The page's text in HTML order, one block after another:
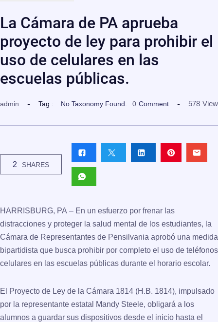
La Cámara de PA aprueba
proyecto de ley para prohibir el
uso de celulares en las
escuelas públicas.
admin Tag : No Taxonomy Found. 0 Comment 578 View
2 SHARES
HARRISBURG, PA – En un esfuerzo por frenar las
distracciones y proteger la salud mental de los estudiantes, la
Cámara de Representantes de Pensilvania aprobó una medida
bipartidista que busca prohibir por completo el uso de teléfonos
celulares en las escuelas públicas durante el horario escolar.
El Proyecto de Ley de la Cámara 1814 (H.B. 1814), impulsado
por la representante estatal Mandy Steele, obligará a los
alumnos a guardar sus dispositivos desde el inicio hasta el